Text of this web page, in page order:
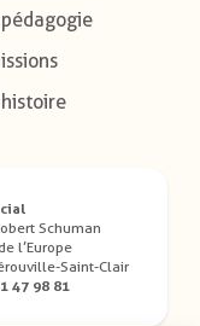
Schuman
l’Europe
Saint-Clair
47 98 81